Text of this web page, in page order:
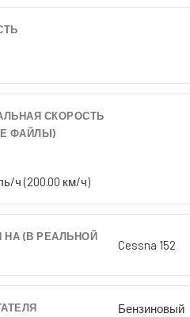
СКОРОСТЬ
ФАЙЛЫ)
ч (200.00 км/ч)
НА (В РЕАЛЬНОЙ
Cessna 152
Бензиновый